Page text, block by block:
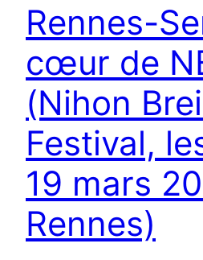
Rennes-
cœur de
(Nihon
Festival,
19 mars
Rennes)